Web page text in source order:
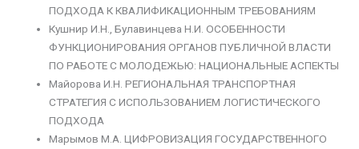
ПОДХОДА К КВАЛИФИКАЦИОННЫМ ТРЕБОВАНИЯМ
Кушнир И.Н., Булавинцева Н.И. ОСОБЕННОСТИ
ФУНКЦИОНИРОВАНИЯ ОРГАНОВ ПУБЛИЧНОЙ ВЛАСТИ
ПО РАБОТЕ С МОЛОДЕЖЬЮ: НАЦИОНАЛЬНЫЕ АСПЕКТЫ
Майорова И.Н. РЕГИОНАЛЬНАЯ ТРАНСПОРТНАЯ
СТРАТЕГИЯ С ИСПОЛЬЗОВАНИЕМ ЛОГИСТИЧЕСКОГО
ПОДХОДА
Марымов М.А. ЦИФРОВИЗАЦИЯ ГОСУДАРСТВЕННОГО